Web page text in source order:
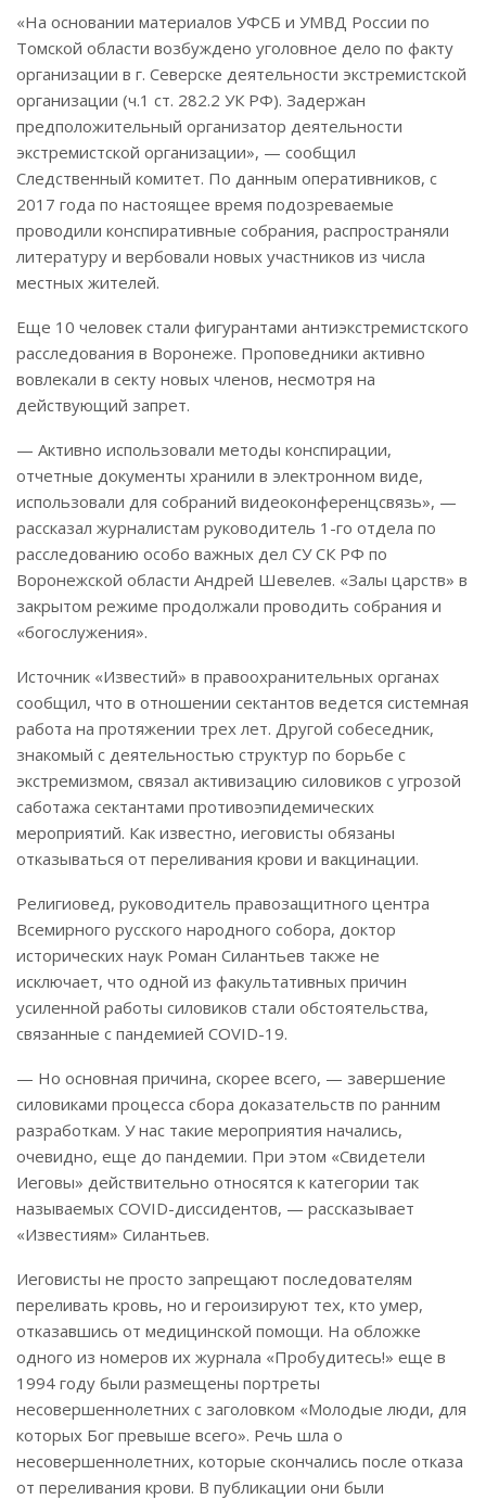
«На основании материалов УФСБ и УМВД России по
Томской области возбуждено уголовное дело по факту
организации в г. Северске деятельности экстремистской
организации (ч.1 ст. 282.2 УК РФ). Задержан
предположительный организатор деятельности
экстремистской организации», — сообщил
Следственный комитет. По данным оперативников, с
2017 года по настоящее время подозреваемые
проводили конспиративные собрания, распространяли
литературу и вербовали новых участников из числа
местных жителей.
Еще 10 человек стали фигурантами антиэкстремистского
расследования в Воронеже. Проповедники активно
вовлекали в секту новых членов, несмотря на
действующий запрет.
— Активно использовали методы конспирации,
отчетные документы хранили в электронном виде,
использовали для собраний видеоконференцсвязь», —
рассказал журналистам руководитель 1-го отдела по
расследованию особо важных дел СУ СК РФ по
Воронежской области Андрей Шевелев. «Залы царств» в
закрытом режиме продолжали проводить собрания и
«богослужения».
Источник «Известий» в правоохранительных органах
сообщил, что в отношении сектантов ведется системная
работа на протяжении трех лет. Другой собеседник,
знакомый с деятельностью структур по борьбе с
экстремизмом, связал активизацию силовиков с угрозой
саботажа сектантами противоэпидемических
мероприятий. Как известно, иеговисты обязаны
отказываться от переливания крови и вакцинации.
Религиовед, руководитель правозащитного центра
Всемирного русского народного собора, доктор
исторических наук Роман Силантьев также не
исключает, что одной из факультативных причин
усиленной работы силовиков стали обстоятельства,
связанные с пандемией COVID-19.
— Но основная причина, скорее всего, — завершение
силовиками процесса сбора доказательств по ранним
разработкам. У нас такие мероприятия начались,
очевидно, еще до пандемии. При этом «Свидетели
Иеговы» действительно относятся к категории так
называемых COVID-диссидентов, — рассказывает
«Известиям» Силантьев.
Иеговисты не просто запрещают последователям
переливать кровь, но и героизируют тех, кто умер,
отказавшись от медицинской помощи. На обложке
одного из номеров их журнала «Пробудитесь!» еще в
1994 году были размещены портреты
несовершеннолетних с заголовком «Молодые люди, для
которых Бог превыше всего». Речь шла о
несовершеннолетних, которые скончались после отказа
от переливания крови. В публикации они были